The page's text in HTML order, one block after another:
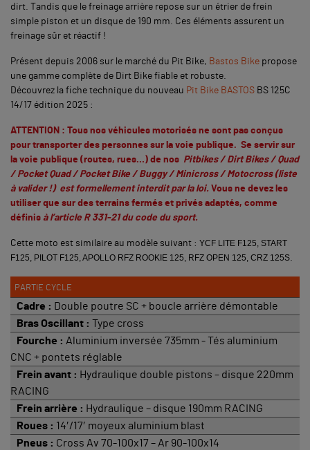
dirt. Tandis que le freinage arrière repose sur un étrier de frein
simple piston et un disque de 190 mm. Ces éléments assurent un
freinage sûr et réactif !
Présent depuis 2006 sur le marché du Pit Bike, Bastos Bike propose
une gamme complète de Dirt Bike fiable et robuste.
Découvrez la fiche technique du nouveau Pit Bike BASTOS BS 125C
14/17 édition 2025 :
ATTENTION : Tous nos véhicules motorisés ne sont pas conçus
pour transporter des personnes sur la voie publique. Se servir sur
la voie publique (routes, rues…) de nos Pitbikes / Dirt Bikes / Quad
/ Pocket Quad / Pocket Bike / Buggy / Minicross / Motocross (liste
à valider !) est formellement interdit par la loi. Vous ne devez les
utiliser que sur des terrains fermés et privés adaptés, comme
définis à l’article R 331-21 du code du sport.
Cette moto est similaire au modèle suivant : YCF LITE F125, START
F125, PILOT F125 , APOLLO RFZ ROOKIE 125, RFZ OPEN 125 , CRZ 125S
PARTIE CYCLE
Cadre : Double poutre SC + boucle arrière démontable
Bras Oscillant : Type cross
Fourche : Aluminium inversée 735mm - Tés aluminium
CNC + pontets réglable
Frein avant : Hydraulique double pistons – disque 220mm
RACING
Frein arrière : Hydraulique – disque 190mm RACING
Roues : 14′/17′ moyeux aluminium blast
Pneus : Cross Av 70-100x17 – Ar 90-100x14